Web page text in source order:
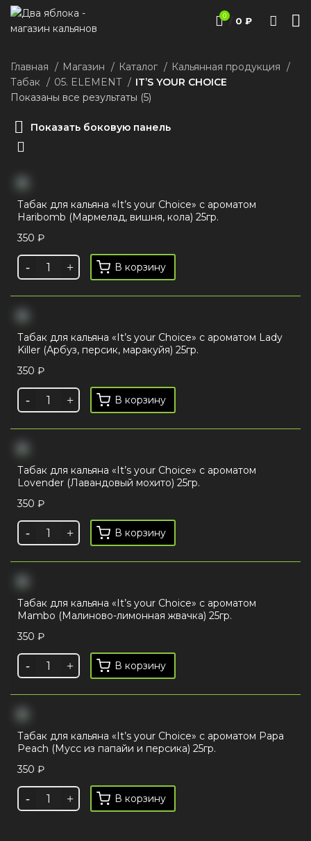
0 / 0 ₽
Главная Магазин Каталог
Кальянная продукция
Табак
05. ELEMENT
IT’S YOUR CHOICE
Показаны все результаты (5)
Показать боковую панель
Табак для кальяна «It’s your Choice» с ароматом
Haribomb (Мармелад, вишня, кола) 25гр.
350 ₽
В корзину
Табак для кальяна «It’s your Choice» с ароматом Lady
Killer (Арбуз, персик, маракуйя) 25гр.
350 ₽
В корзину
Табак для кальяна «It’s your Choice» с ароматом
Lovender (Лавандовый мохито) 25гр.
350 ₽
В корзину
Табак для кальяна «It’s your Choice» с ароматом
Mambo (Малиново-лимонная жвачка) 25гр.
350 ₽
В корзину
Табак для кальяна «It’s your Choice» с ароматом Papa
Peach (Мусс из папайи и персика) 25гр.
350 ₽
В корзину